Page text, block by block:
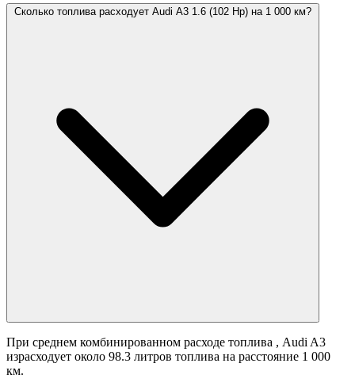
Сколько топлива расходует Audi A3 1.6 (102 Hp) на 1 000 км?
При среднем комбинированном расходе топлива , Audi A3
израсходует около 98.3 литров топлива на расстояние 1 000
км.